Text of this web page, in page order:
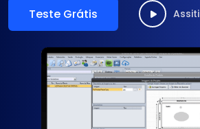
Teste Grátis